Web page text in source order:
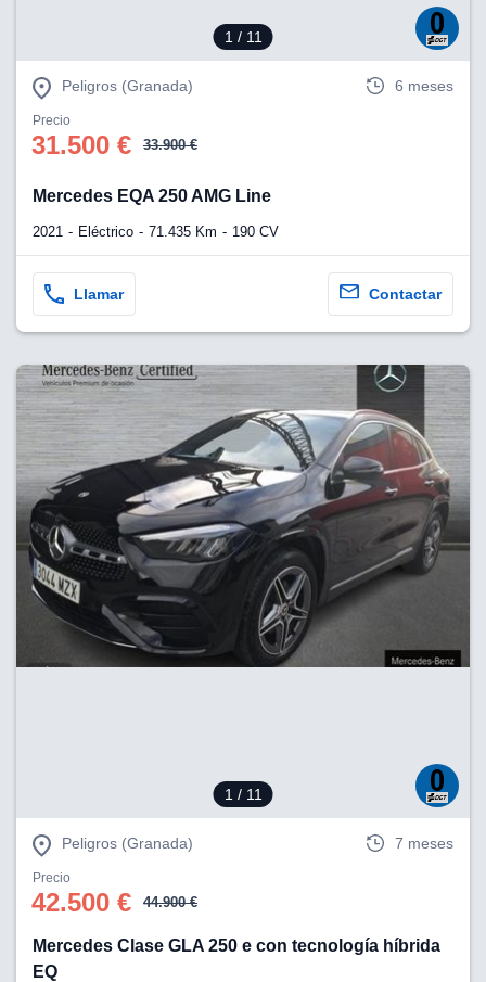
1 / 11
Peligros (Granada) 6 meses
Precio
31.500 € 33.900 €
Mercedes EQA 250 AMG Line
2021 Eléctrico 71.435 Km 190 CV
Llamar Contactar
1 / 11
Peligros (Granada) 7 meses
Precio
42.500 € 44.900 €
Mercedes Clase GLA 250 e con tecnología híbrida
EQ